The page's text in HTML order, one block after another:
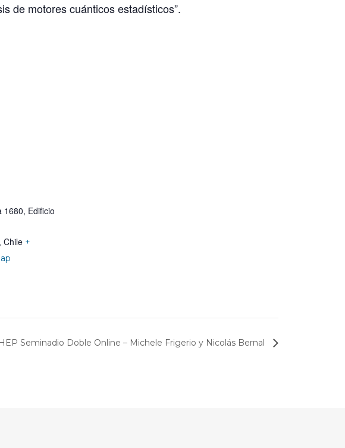
de motores cuánticos estadísticos”.
1680, Edificio
, Chile +
HEP Seminadio Doble Online – Michele Frigerio y Nicolás Bernal